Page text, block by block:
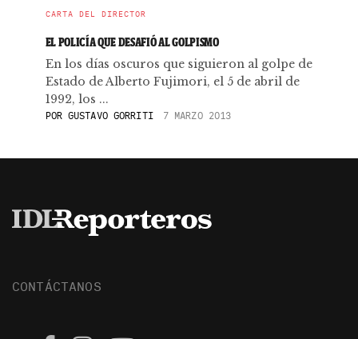
CARTA DEL DIRECTOR
EL POLICÍA QUE DESAFIÓ AL GOLPISMO
En los días oscuros que siguieron al golpe de
Estado de Alberto Fujimori, el 5 de abril de
1992, los ...
POR GUSTAVO GORRITI 7 MARZO 2013
CONTÁCTANOS